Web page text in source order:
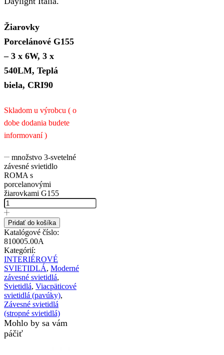
Žiarovky
Porcelánové G155
– 3 x 6W, 3 x
540LM, Teplá
biela, CRI90
Skladom u výrobcu ( o
dobe dodania budete
informovaní )
množstvo 3-svetelné
závesné svietidlo
ROMA s
porcelanovými
žiarovkami G155
Pridať do košíka
Katalógové číslo:
810005.00A
Kategórií:
INTERIÉROVÉ
SVIETIDLÁ, Moderné
závesné svietidlá,
Svietidlá, Viacpäticové
svietidlá (pavúky),
Závesné svietidlá
(stropné svietidlá)
Mohlo by sa vám
páčiť